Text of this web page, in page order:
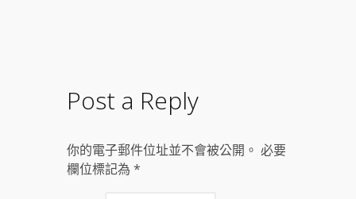
Post a Reply
你的電子郵件位址並不會被公開。 必要
欄位標記為 *